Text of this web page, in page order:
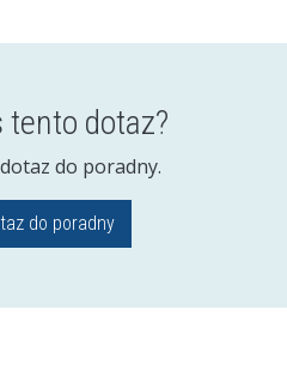
tento dotaz?
do poradny.
do poradny